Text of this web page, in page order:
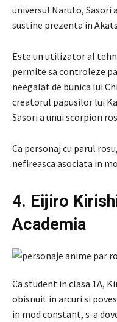
universul Naruto, Sasori
sustine prezenta in
Este un utilizator al
permite sa controleze
neegalat de bunica lui
creatorul papusilor lui
Sasori a unui scorpion
Ca personaj cu parul
nefireasca asociata in
4. Eijiro
Academia
Ca student in clasa 1A,
obisnuit in arcuri si
in mod constant, s-a